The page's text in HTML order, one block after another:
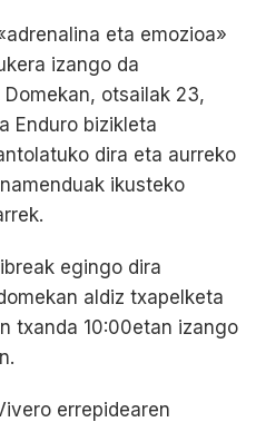
eta emozioa»
izango da
Domekan, otsailak 23,
Enduro bizikleta
dira eta aurreko
ikusteko
egingo dira
aldiz txapelketa
txanda 10:00etan izango
errepidearen